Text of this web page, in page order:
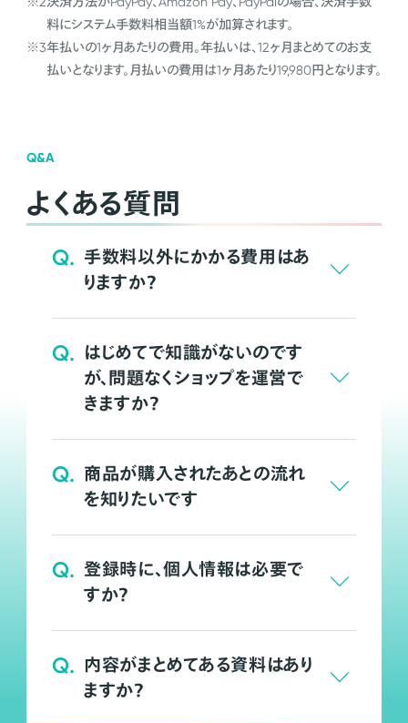
料にシステム手数料相当額1%が加算されます。
※3年払いの1ヶ月あたりの費用。年払いは、12ヶ月まとめてのお支
払いとなります。月払いの費用は1ヶ月あたり19,980円となります。
Q&A
よくある質問
Q. 手数料以外にかかる費用はあ
りますか？
Q. はじめてで知識がないのです
が、問題なくショップを運営で
きますか？
Q. 商品が購入されたあとの流れ
を知りたいです
Q. 登録時に、個人情報は必要で
すか？
Q. 内容がまとめてある資料はあり
ますか？